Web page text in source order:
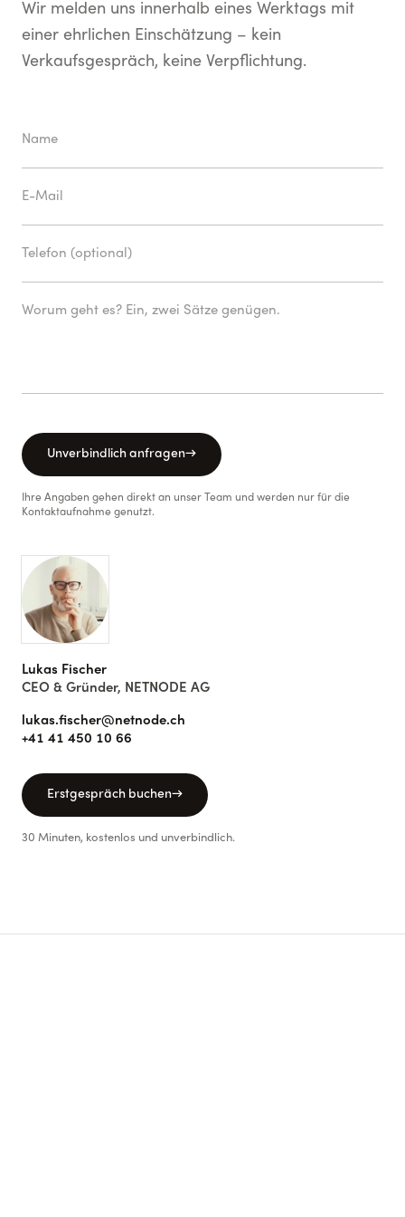
Wir melden uns innerhalb eines Werktags mit
einer ehrlichen Einschätzung – kein
Verkaufsgespräch, keine Verpflichtung.
Unverbindlich anfragen→
Ihre Angaben gehen direkt an unser Team und werden nur für die
Kontaktaufnahme genutzt.
Lukas Fischer
CEO & Gründer, NETNODE AG
lukas.fischer@netnode.ch
+41 41 450 10 66
Erstgespräch buchen→
30 Minuten, kostenlos und unverbindlich.